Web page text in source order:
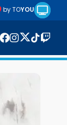
by TOYOU
Twitter